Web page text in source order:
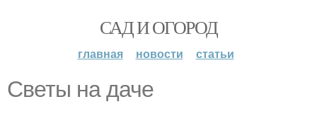
САД И ОГОРОД
главная новости статьи
Светы на даче